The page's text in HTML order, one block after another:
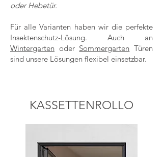
oder Hebetür.
Für alle Varianten haben wir die perfekte
Insektenschutz-Lösung. Auch an
Wintergarten oder Sommergarten Türen
sind unsere Lösungen flexibel einsetzbar.
KASSETTENROLLO